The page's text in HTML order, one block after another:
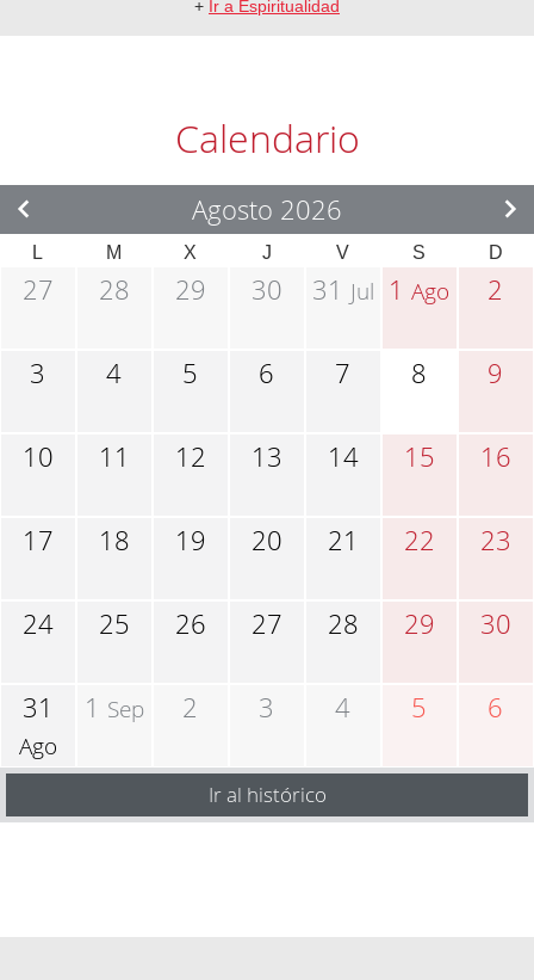
+ Ir a Espiritualidad
Calendario
Agosto 2026
L M X J V S D
27 28 29 30 31 Jul 1Ago 2
3 4 5 6 7 8 9
10 11 12 13 14 15 16
17 18 19 20 21 22 23
24 25 26 27 28 29 30
31
Ago
1 Sep 2 3 4 5 6
Ir al histórico